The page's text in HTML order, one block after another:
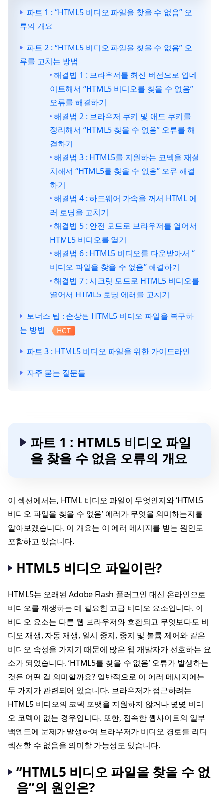
파트 1 : “HTML5 비디오 파일을 찾을 수 없음” 오
류의 개요
파트 2 : “HTML5 비디오 파일을 찾을 수 없음” 오
류를 고치는 방법
해결법 1 : 브라우저를 최신 버전으로 업데
이트해서 “HTML5 비디오를 찾을 수 없음”
오류를 해결하기
해결법 2 : 브라우저 쿠키 및 애드 쿠키를
정리해서 “HTML5 찾을 수 없음” 오류를 해
결하기
해결법 3 : HTML5를 지원하는 코덱을 재설
치해서 “HTML5를 찾을 수 없음” 오류 해결
하기
해결법 4 : 하드웨어 가속을 꺼서 HTML 에
러 로딩을 고치기
해결법 5 : 안전 모드로 브라우저를 열어서
HTML5 비디오를 열기
해결법 6 : HTML5 비디오를 다운받아서 “
비디오 파일을 찾을 수 없음” 해결하기
해결법 7 : 시크릿 모드로 HTML5 비디오를
열어서 HTML5 로딩 에러를 고치기
보너스 팁 : 손상된 HTML5 비디오 파일을 복구하
는 방법
HOT
파트 3 : HTML5 비디오 파일을 위한 가이드라인
자주 묻는 질문들
파트 1 : HTML5 비디오 파일
을 찾을 수 없음 오류의 개요
이 섹션에서는, HTML 비디오 파일이 무엇인지와 ‘HTML5
비디오 파일을 찾을 수 없음’ 에러가 무엇을 의미하는지를
알아보겠습니다. 이 개요는 이 에러 메시지를 받는 원인도
포함하고 있습니다.
HTML5 비디오 파일이란?
HTML5는 오래된 Adobe Flash 플러그인 대신 온라인으로
비디오를 재생하는 데 필요한 고급 비디오 요소입니다. 이
비디오 요소는 다른 웹 브라우저와 호환되고 무엇보다도 비
디오 재생, 자동 재생, 일시 중지, 중지 및 볼륨 제어와 같은
비디오 속성을 가지기 때문에 많은 웹 개발자가 선호하는 요
소가 되었습니다. ’HTML5를 찾을 수 없음’ 오류가 발생하는
것은 어떤 걸 의미할까요? 일반적으로 이 에러 메시지에는
두 가지가 관련되어 있습니다. 브라우저가 접근하려는
HTML5 비디오의 코덱 포맷을 지원하지 않거나 몇몇 비디
오 코덱이 없는 경우입니다. 또한, 접속한 웹사이트의 일부
백엔드에 문제가 발생하여 브라우저가 비디오 경로를 리디
렉션할 수 없음을 의미할 가능성도 있습니다.
“HTML5 비디오 파일을 찾을 수 없
음”의 원인은?